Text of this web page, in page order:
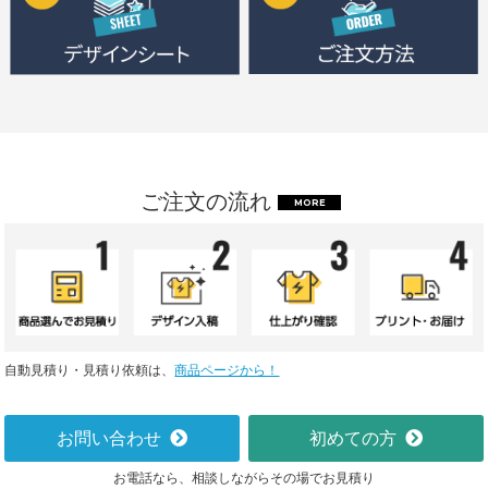
ご注文の流れ MORE
自動見積り・見積り依頼は、商品ページから！
お問い合わせ 初めての方
お電話なら、相談しながらその場でお見積り